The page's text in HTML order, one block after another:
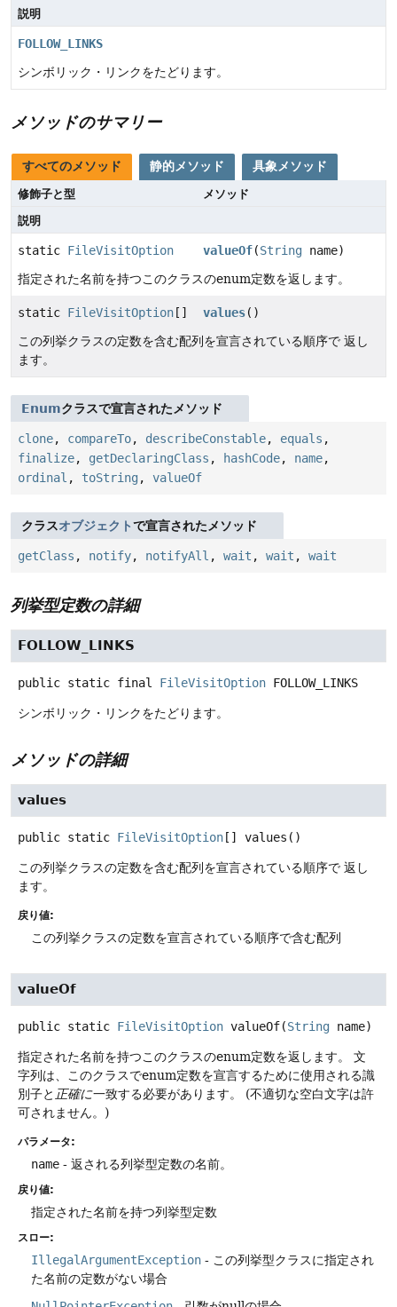
説明
FOLLOW_LINKS
シンボリック・リンクをたどります。
メソッドのサマリー
すべてのメソッド 静的メソッド 具象メソッド
修飾子と型
メソッド
説明
static FileVisitOption valueOf(String name)
指定された名前を持つこのクラスのenum定数を返します。
static FileVisitOption [] values()
この列挙クラスの定数を含む配列を宣言されている順序で 返し
ます。
Enumクラスで宣言されたメソッド
clone, compareTo, describeConstable, equals ,
finalize, getDeclaringClass , hashCode, name,
ordinal , toString , valueOf
クラスオブジェクトで宣言されたメソッド
getClass , notify, notifyAll , wait , wait , wait
列挙型定数の詳細
FOLLOW_LINKS
public static final FileVisitOption FOLLOW_LINKS
シンボリック・リンクをたどります。
メソッドの詳細
values
public static FileVisitOption [] values ()
この列挙クラスの定数を含む配列を宣言されている順序で 返し
ます。
戻り値:
この列挙クラスの定数を宣言されている順序で含む配列
valueOf
public static FileVisitOption valueOf(String name)
指定された名前を持つこのクラスのenum定数を返します。
文
字列は、このクラスでenum定数を宣言するために使用される識
別子と 正確に一致する必要があります。
(不適切な空白文字は許
可されません。)
パラメータ:
name - 返される列挙型定数の名前。
戻り値:
指定された名前を持つ列挙型定数
スロー:
IllegalArgumentException - この列挙型クラスに指定され
た名前の定数がない場合